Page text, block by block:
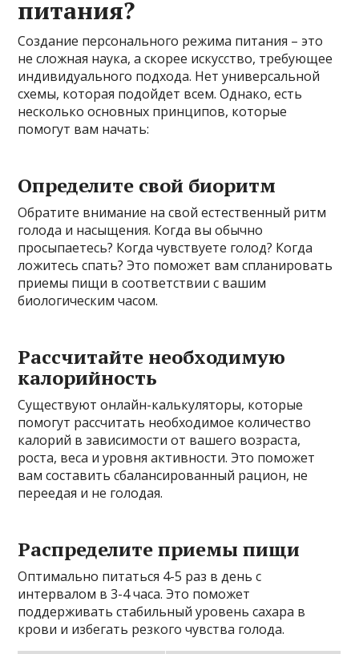
питания?
Создание персонального режима питания – это
не сложная наука, а скорее искусство, требующее
индивидуального подхода. Нет универсальной
схемы, которая подойдет всем. Однако, есть
несколько основных принципов, которые
помогут вам начать:
Определите свой биоритм
Обратите внимание на свой естественный ритм
голода и насыщения. Когда вы обычно
просыпаетесь? Когда чувствуете голод? Когда
ложитесь спать? Это поможет вам спланировать
приемы пищи в соответствии с вашим
биологическим часом.
Рассчитайте необходимую
калорийность
Существуют онлайн-калькуляторы, которые
помогут рассчитать необходимое количество
калорий в зависимости от вашего возраста,
роста, веса и уровня активности. Это поможет
вам составить сбалансированный рацион, не
переедая и не голодая.
Распределите приемы пищи
Оптимально питаться 4-5 раз в день с
интервалом в 3-4 часа. Это поможет
поддерживать стабильный уровень сахара в
крови и избегать резкого чувства голода.